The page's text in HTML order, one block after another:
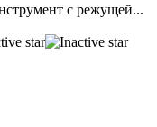
с режущей...